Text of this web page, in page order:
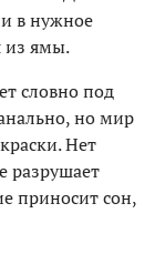
в нужное
из ямы.
словно под
но мир
Нет
разрушает
приносит сон,